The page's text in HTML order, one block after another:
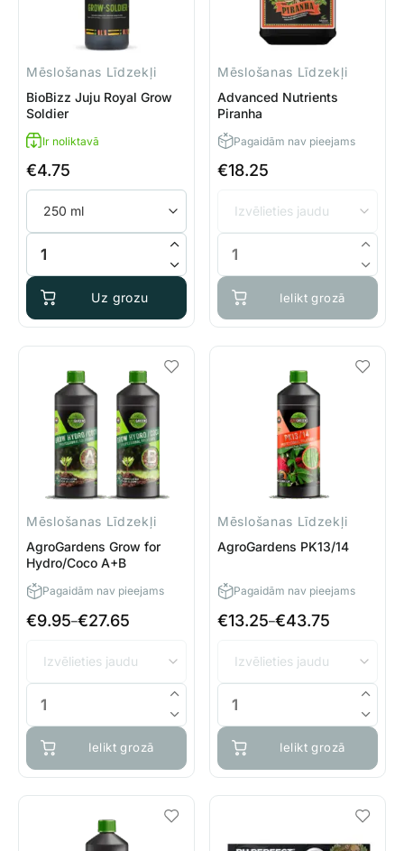
Mēslošanas Līdzekļi
BioBizz Juju Royal Grow
Soldier
Ir noliktavā
€4.75
BioBizz Juju Royal Grow Soldier daudzums
Uz grozu
Mēslošanas Līdzekļi
Advanced Nutrients
Piranha
Pagaidām nav pieejams
€18.25
Ielikt grozā
Mēslošanas Līdzekļi
AgroGardens Grow for
Hydro/Coco A+B
Pagaidām nav pieejams
€9.95–€27.65
Price
€9.95
through
€27.65
Ielikt grozā
Mēslošanas Līdzekļi
AgroGardens PK13/14
Pagaidām nav pieejams
€13.25–€43.75
Price
€13.25
through
€43.75
Ielikt grozā